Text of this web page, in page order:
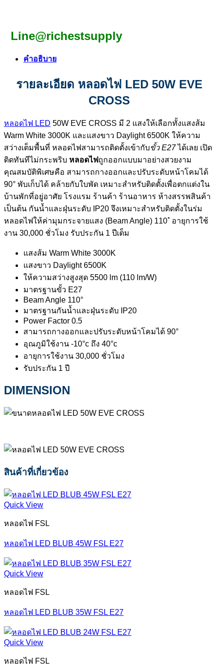
Line@richestsupply
คำอธิบาย
รายละเอียด หลอดไฟ LED 50W EVE
CROSS
หลอดไฟ LED 50W EVE CROSS มี 2 แสงให้เลือกทั้งแสงส้ม
Warm White 3000K และแสงขาว Daylight 6500K ให้ความ
สว่างเต็มพื้นที่ หลอดไฟสามารถติดตั้งเข้ากับขั้ว E27ได้เลย เปิด
ติดทันทีไม่กระพริบ หลอดไฟถูกออกแบบมาอย่างสวยงาม
คุณสมบัติพิเศษคือ สามารถกางออกและปรับระดับหน้าโคมได้
90° พับเก็บได้ คล้ายกับใบพัด เหมาะสำหรับติดตั้งเพื่อตกแต่งใน
บ้านพักที่อยู่อาศัย โรงแรม ร้านค้า ร้านอาหาร ห้างสรรพสินค้า
เป็นต้น กันน้ำและฝุ่นระดับ IP20 จึงเหมาะสำหรับติดตั้งในร่ม
หลอดไฟให้ค่ามุมกระจายแสง (Beam Angle) 110 ํ อายุการใช้
งาน 30,000 ชั่วโมง รับประกัน 1 ปีเต็ม
แสงส้ม Warm White 3000K
แสงขาว Daylight 6500K
ให้ความสว่างสูงสุด 5500 lm (110 lm/W)
มาตรฐานขั้ว E27
Beam Angle 110°
มาตรฐานกันน้ำและฝุ่นระดับ IP20
Power Factor 0.5
สามารถกางออกและปรับระดับหน้าโคมได้ 90°
อุณภูมิใช้งาน -10°c ถึง 40°c
อายุการใช้งาน 30,000 ชั่วโมง
รับประกัน 1 ปี
DIMENSION
สินค้าที่เกี่ยวข้อง
Quick View
หลอดไฟ FSL
หลอดไฟ LED BLUB 45W FSL E27
Quick View
หลอดไฟ FSL
หลอดไฟ LED BLUB 35W FSL E27
Quick View
หลอดไฟ FSL